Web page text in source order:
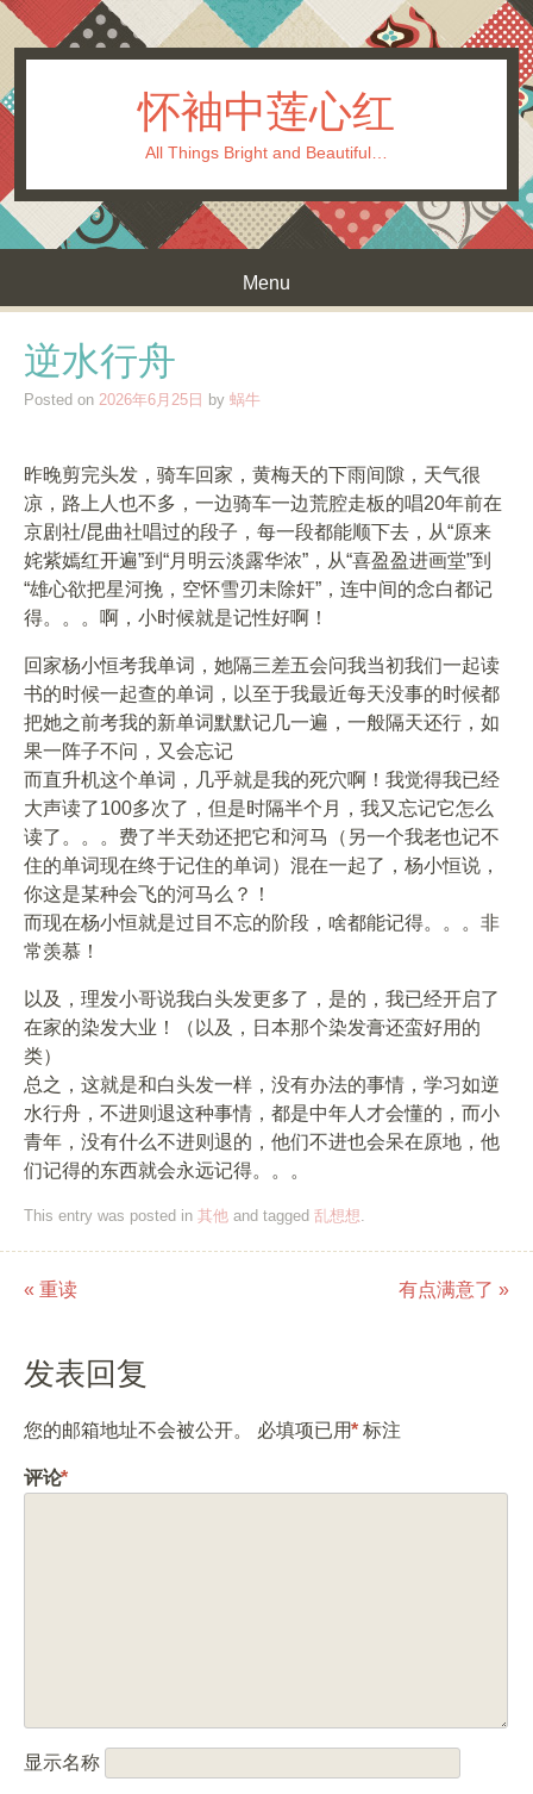
怀袖中莲心红
All Things Bright and Beautiful…
Menu
逆水行舟
Posted on 2026年6月25日 by 蜗牛
昨晚剪完头发，骑车回家，黄梅天的下雨间隙，天气很
凉，路上人也不多，一边骑车一边荒腔走板的唱20年前在
京剧社/昆曲社唱过的段子，每一段都能顺下去，从“原来
姹紫嫣红开遍”到“月明云淡露华浓”，从“喜盈盈进画堂”到
“雄心欲把星河挽，空怀雪刃未除奸”，连中间的念白都记
得。。。啊，小时候就是记性好啊！
回家杨小恒考我单词，她隔三差五会问我当初我们一起读
书的时候一起查的单词，以至于我最近每天没事的时候都
把她之前考我的新单词默默记几一遍，一般隔天还行，如
果一阵子不问，又会忘记
而直升机这个单词，几乎就是我的死穴啊！我觉得我已经
大声读了100多次了，但是时隔半个月，我又忘记它怎么
读了。。。费了半天劲还把它和河马（另一个我老也记不
住的单词现在终于记住的单词）混在一起了，杨小恒说，
你这是某种会飞的河马么？！
而现在杨小恒就是过目不忘的阶段，啥都能记得。。。非
常羡慕！
以及，理发小哥说我白头发更多了，是的，我已经开启了
在家的染发大业！（以及，日本那个染发膏还蛮好用的
类）
总之，这就是和白头发一样，没有办法的事情，学习如逆
水行舟，不进则退这种事情，都是中年人才会懂的，而小
青年，没有什么不进则退的，他们不进也会呆在原地，他
们记得的东西就会永远记得。。。
This entry was posted in 其他 and tagged 乱想想.
Post navigation
« 重读 有点满意了 »
发表回复
您的邮箱地址不会被公开。 必填项已用* 标注
评论*
显示名称